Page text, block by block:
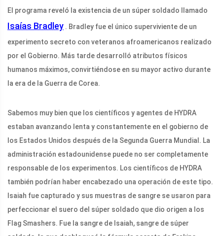
El programa reveló la existencia de un súper soldado llamado
Isaías Bradley . Bradley fue el único superviviente de un
experimento secreto con veteranos afroamericanos realizado
por el Gobierno. Más tarde desarrolló atributos físicos
humanos máximos, convirtiéndose en su mayor activo durante
la era de la Guerra de Corea.
Sabemos muy bien que los científicos y agentes de HYDRA
estaban avanzando lenta y constantemente en el gobierno de
los Estados Unidos después de la Segunda Guerra Mundial. La
administración estadounidense puede no ser completamente
responsable de los experimentos. Los científicos de HYDRA
también podrían haber encabezado una operación de este tipo.
Isaiah fue capturado y sus muestras de sangre se usaron para
perfeccionar el suero del súper soldado que dio origen a los
Flag Smashers. Fue la sangre de Isaiah, sangre de súper